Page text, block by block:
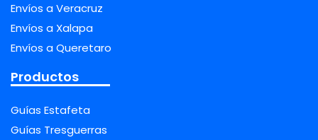
Envíos a Veracruz
Envíos a Xalapa
Envíos a Queretaro
Productos
Guías Estafeta
Guías Tresguerras